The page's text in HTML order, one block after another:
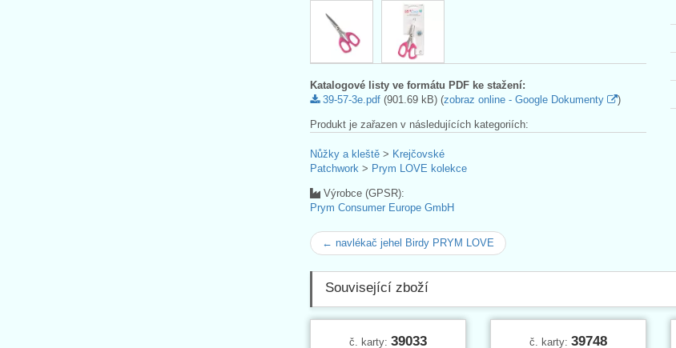
Katalogové listy ve formátu PDF ke stažení:
39-57-3e.pdf (901.69 kB) (zobraz online - Google Dokumenty )
Produkt je zařazen v následujících kategoriích:
Nůžky a kleště > Krejčovské
Patchwork > Prym LOVE kolekce
Výrobce (GPSR):
Prym Consumer Europe GmbH
← navlékač jehel Birdy PRYM LOVE
Související zboží
č. karty: 39033 č. karty: 39748